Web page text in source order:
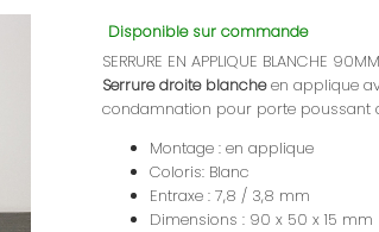
Disponible sur commande
SERRURE EN APPLIQUE BLANCHE 90MM
Serrure droite blancheen applique
condamnation pour porte poussant
Montage : en applique
Coloris: Blanc
Entraxe : 7,8 / 3,8 mm
Dimensions : 90 x 50 x 15 mm